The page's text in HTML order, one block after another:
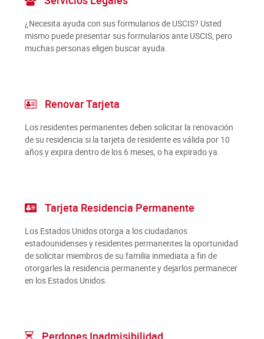
¿Necesita ayuda con sus formularios de USCIS? Usted
mismo puede presentar sus formularios ante USCIS, pero
muchas personas eligen buscar ayuda.
Renovar Tarjeta
Los residentes permanentes deben solicitar la renovación
de su residencia si la tarjeta de residente es válida por 10
años y expira dentro de los 6 meses, o ha expirado ya.
Tarjeta Residencia Permanente
Los Estados Unidos otorga a los ciudadanos
estadounidenses y residentes permanentes la oportunidad
de solicitar miembros de su familia inmediata a fin de
otorgarles la residencia permanente y dejarlos permanecer
en los Estados Unidos.